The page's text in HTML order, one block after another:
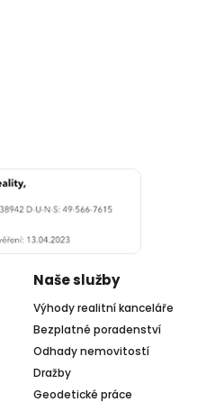
Naše služby
Výhody realitní kanceláře
Bezplatné poradenství
Odhady nemovitostí
Dražby
Geodetické práce